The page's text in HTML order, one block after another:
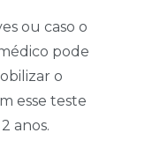
ou caso o
pode
o
esse teste
anos.